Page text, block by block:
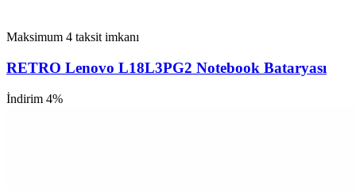
Maksimum 4 taksit imkanı
RETRO Lenovo L18L3PG2 Notebook Bataryası
İndirim 4%